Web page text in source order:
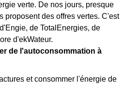
verte. De nos jours, presque
proposent des offres vertes. C'est
de TotalEnergies, de
d'ekWateur.
de l'autoconsommation à
et consommer l'énergie de